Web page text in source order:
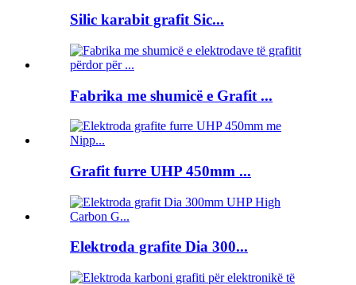
Silic karabit grafit Sic...
Fabrika me shumicë e Grafit ...
Grafit furre UHP 450mm ...
Elektroda grafite Dia 300...